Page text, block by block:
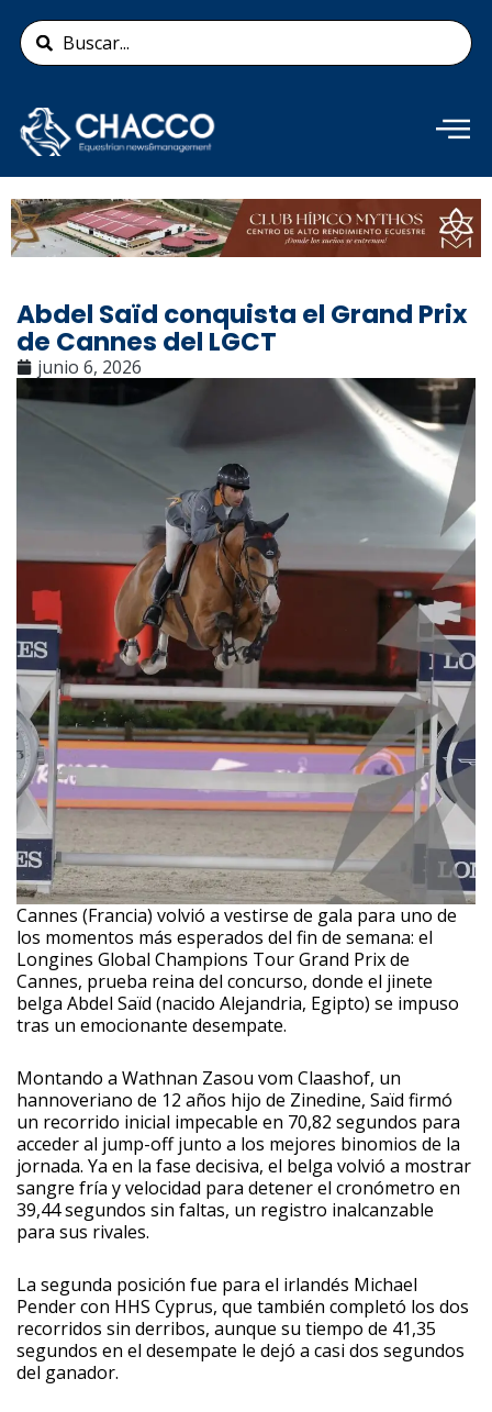
contenido
Search
...
Añade aquí tu texto de
cabecera
Abdel Saïd conquista el Grand Prix
de Cannes del LGCT
junio 6, 2026
Cannes (Francia) volvió a vestirse de gala para uno de
los momentos más esperados del fin de semana: el
Longines Global Champions Tour Grand Prix de
Cannes, prueba reina del concurso, donde el jinete
belga Abdel Saïd (nacido Alejandria, Egipto) se impuso
tras un emocionante desempate.
Montando a Wathnan Zasou vom Claashof, un
hannoveriano de 12 años hijo de Zinedine, Saïd firmó
un recorrido inicial impecable en 70,82 segundos para
acceder al jump-off junto a los mejores binomios de la
jornada. Ya en la fase decisiva, el belga volvió a mostrar
sangre fría y velocidad para detener el cronómetro en
39,44 segundos sin faltas, un registro inalcanzable
para sus rivales.
La segunda posición fue para el irlandés Michael
Pender con HHS Cyprus, que también completó los dos
recorridos sin derribos, aunque su tiempo de 41,35
segundos en el desempate le dejó a casi dos segundos
del ganador.